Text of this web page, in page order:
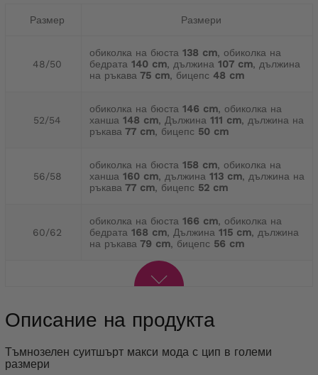
Размер Размери
48/50
обиколка на бюста 138 cm, обиколка на
бедрата 140 cm, дължина 107 cm, дължина
на ръкава 75 cm, бицепс 48 cm
52/54
обиколка на бюста 146 cm, обиколка на
ханша 148 cm, Дължина 111 cm, дължина на
ръкава 77 cm, бицепс 50 cm
56/58
обиколка на бюста 158 cm, обиколка на
ханша 160 cm, дължина 113 cm, дължина на
ръкава 77 cm, бицепс 52 cm
60/62
обиколка на бюста 166 cm, обиколка на
бедрата 168 cm, Дължина 115 cm, дължина
на ръкава 79 cm, бицепс 56 cm
Описание на продукта
Тъмнозелен суитшърт макси мода с цип в големи
размери